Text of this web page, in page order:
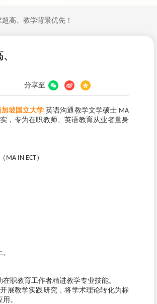
高、教学背景优先！
分享至
加坡国立大学 英语沟通教学文学硕士 MA
，专为在职教师、英语教育从业者量身
（ MA IN ECT）
职教育工作者精进教学专业技能。
展教学实践研究，将学术理论转化为标
。